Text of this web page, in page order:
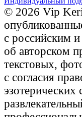
© 2026 Vip
с российским
об авторском
текстовых,
с согласия
эзотерических